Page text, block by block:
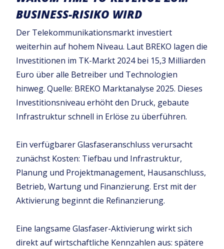
BUSINESS-RISIKO WIRD
Der Telekommunikationsmarkt investiert
weiterhin auf hohem Niveau. Laut BREKO lagen die
Investitionen im TK-Markt 2024 bei 15,3 Milliarden
Euro über alle Betreiber und Technologien
hinweg. Quelle: BREKO Marktanalyse 2025. Dieses
Investitionsniveau erhöht den Druck, gebaute
Infrastruktur schnell in Erlöse zu überführen.
Ein verfügbarer Glasfaseranschluss verursacht
zunächst Kosten: Tiefbau und Infrastruktur,
Planung und Projektmanagement, Hausanschluss,
Betrieb, Wartung und Finanzierung. Erst mit der
Aktivierung beginnt die Refinanzierung.
Eine langsame Glasfaser-Aktivierung wirkt sich
direkt auf wirtschaftliche Kennzahlen aus: spätere